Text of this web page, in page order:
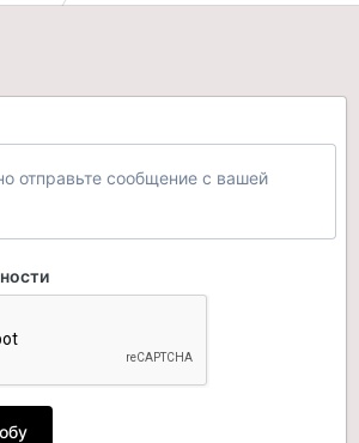
отправьте сообщение с вашей